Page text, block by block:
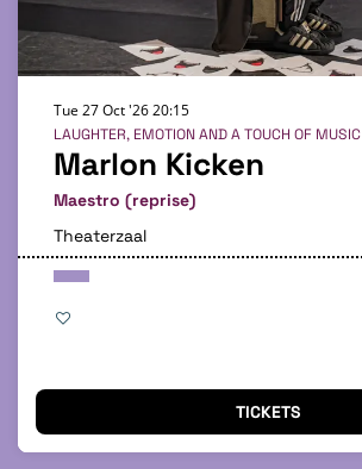
Marlon Kicken
Maestro (reprise)
LAUGHTER, EMOTION AND A TOUCH OF MUSIC
Tue 27 Oct '2620:15
Theaterzaal
TICKETS